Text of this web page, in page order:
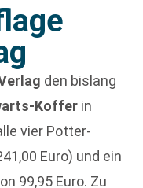
den bislang
Koffer in
vier Potter-
Euro) und ein
99,95 Euro. Zu